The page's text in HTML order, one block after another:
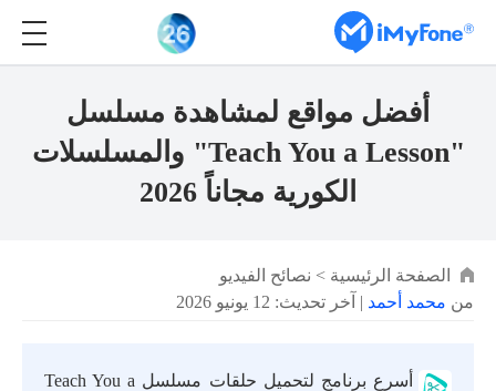
أفضل مواقع لمشاهدة مسلسل
"Teach You a Lesson" والمسلسلات
الكورية مجاناً 2026
الصفحة الرئيسية > نصائح الفيديو
من محمد أحمد | آخر تحديث: 12 يونيو 2026
أسرع برنامج لتحميل حلقات مسلسل Teach You a